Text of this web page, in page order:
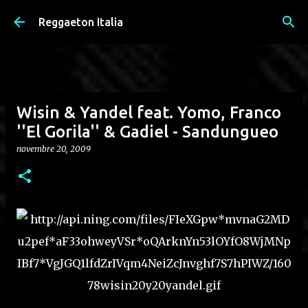
Passa ai contenuti principali
Reggaeton Italia
Wisin & Yandel feat. Yomo, Franco
''El Gorila'' & Gadiel - Sandungueo
novembre 20, 2009